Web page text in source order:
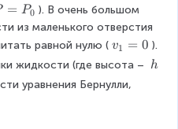
= P0 ). В очень большом
из маленького отверстия
равной нулю ( v
_
=
v1 = 0 ).
жидкости (где высота – \
h
уравнения Бернулли,